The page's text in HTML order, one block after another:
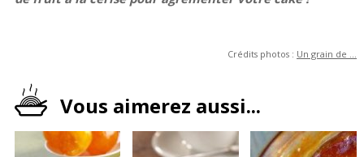
Crédits photos : Un grain de ...
Vous aimerez aussi...